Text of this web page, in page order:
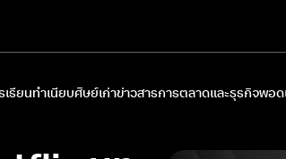
เรียนทำเนียบศิษย์เก่าข่าวสารการตลาดและธุรกิจพอด